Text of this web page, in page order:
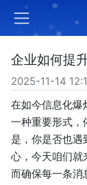
企业如何提
2025-11-14
在如今信息化爆
一种重要形式，
是，你是否也遇
心，今天咱们就
而确保每一条消